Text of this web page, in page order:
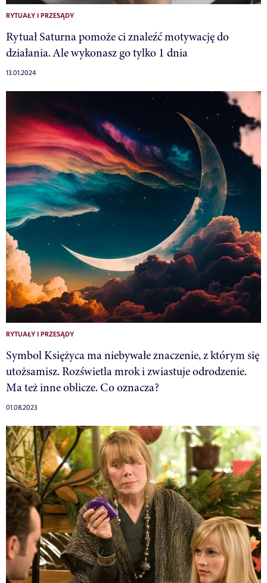
RYTUAŁY I PRZESĄDY
Rytuał Saturna pomoże ci znaleźć motywację do
działania. Ale wykonasz go tylko 1 dnia
13.01.2024
RYTUAŁY I PRZESĄDY
Symbol Księżyca ma niebywałe znaczenie, z którym się
utożsamisz. Rozświetla mrok i zwiastuje odrodzenie.
Ma też inne oblicze. Co oznacza?
01.08.2023